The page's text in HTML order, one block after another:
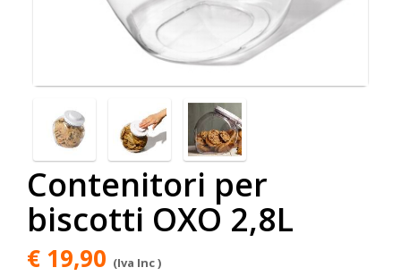
Contenitori per
biscotti OXO 2,8L
€ 19,90 (Iva Inc )